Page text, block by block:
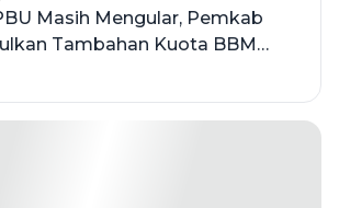
Masih Mengular, Pemkab
Tambahan Kuota BBM